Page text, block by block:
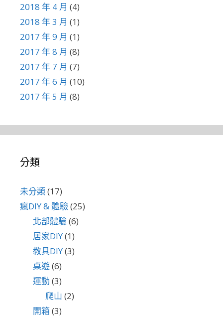
2018 年 4 月 (4)
2018 年 3 月 (1)
2017 年 9 月 (1)
2017 年 8 月 (8)
2017 年 7 月 (7)
2017 年 6 月 (10)
2017 年 5 月 (8)
分類
未分類(17)
瘋DIY & 體驗(25)
北部體驗(6)
居家DIY(1)
教具DIY(3)
桌遊(6)
運動 (3)
爬山 (2)
開箱(3)